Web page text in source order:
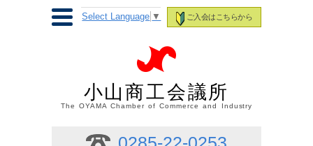
ご入会はこちらから
Select Language ▼
小山商工会議所
The OYAMA Chamber of Commerce and Industry